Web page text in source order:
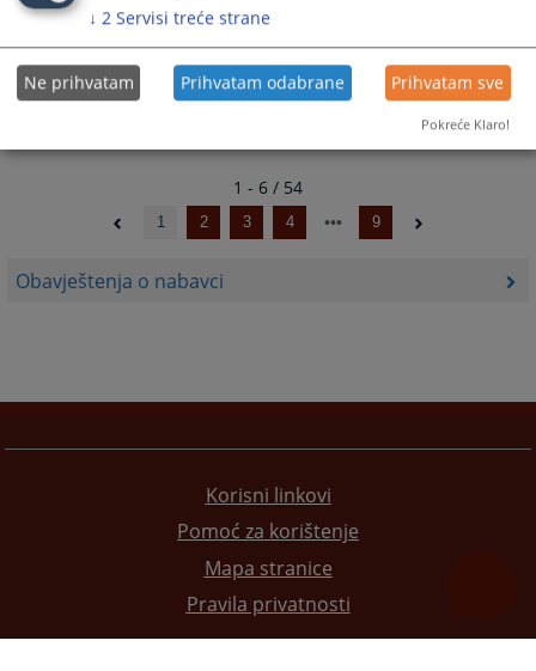
Obavještenja o nabavci
for
changing
dates.
for
changing
dates.
1 - 6 / 54
1 2 3 4 9
Korisni linkovi
Pomoć za korištenje
Mapa stranice
Pravila privatnosti
↓ 2 Servisi treće strane
Ne prihvatam Prihvatam odabrane Prihvatam sve
Pokreće Klaro!